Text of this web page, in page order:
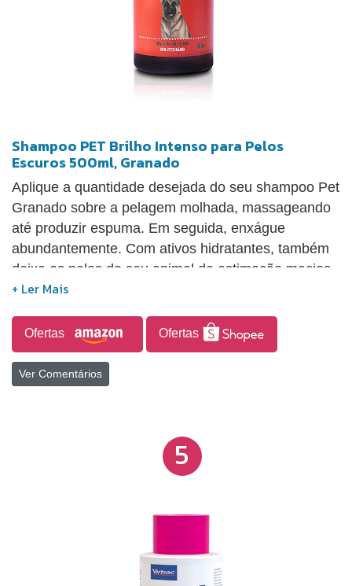
Shampoo PET Brilho Intenso para Pelos
Escuros 500ml, Granado
Aplique a quantidade desejada do seu shampoo Pet
Granado sobre a pelagem molhada, massageando
até produzir espuma. Em seguida, enxágue
abundantemente. Com ativos hidratantes, também
deixa os pelos do seu animal de estimação macios
e suavemente perfumados.
Ofertas Ofertas
Ver Comentários
5